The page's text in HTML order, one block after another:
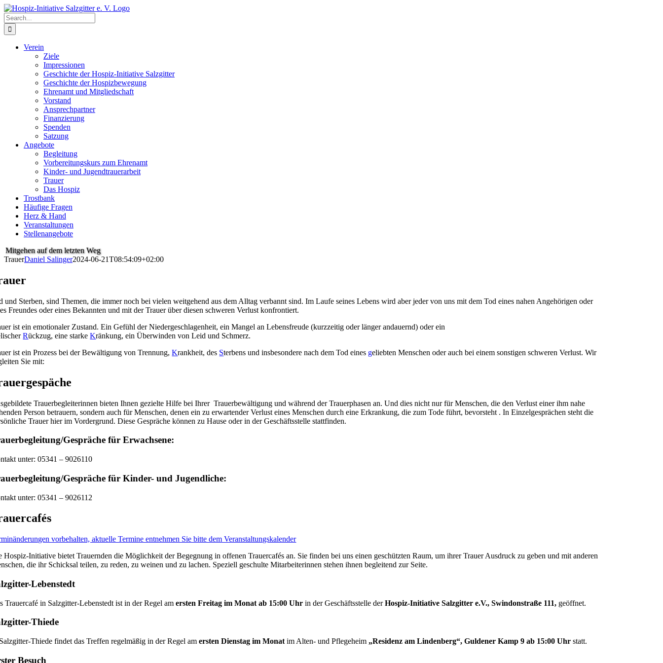
Skip
to
content
Search
for:
Verein
Ziele
Impressionen
Geschichte der Hospiz-Initiative Salzgitter
Geschichte der Hospizbewegung
Ehrenamt und Mitgliedschaft
Vorstand
Ansprechpartner
Finanzierung
Spenden
Satzung
Angebote
Begleitung
Vorbereitungskurs zum Ehrenamt
Kinder- und Jugendtrauerarbeit
Trauer
Das Hospiz
Trostbank
Häufige Fragen
Herz & Hand
Veranstaltungen
Stellenangebote
Mitgehen auf dem letzten Weg
TrauerDaniel Salinger2024-06-21T08:54:09+02:00
und Sterben, sind Themen, die immer noch bei vielen weitgehend aus dem Alltag verbannt sind. Im Laufe seines Lebens wird aber jeder von uns mit dem Tod eines nahen Angehörigen oder
Freundes oder eines Bekannten und mit der Trauer über diesen schweren Verlust konfrontiert.
ist ein emotionaler Zustand. Ein Gefühl der Niedergeschlagenheit, ein Mangel an Lebensfreude (kurzzeitig oder länger andauernd) oder ein
Rückzug, eine starkeKränkung, ein Überwinden von Leid und Schmerz.
ist ein Prozess bei der Bewältigung von Trennung,Krankheit, des Sterbens und insbesondere nach dem Tod eines geliebten Menschen oder auch bei einem sonstigen schweren Verlust. Wir
Sie mit:
Trauerbegleiterinnen bieten Ihnen gezielte Hilfe bei Ihrer Trauerbewältigung und während der Trauerphasen an. Und dies nicht nur für Menschen, die den Verlust einer ihm nahe
Person betrauern, sondern auch für Menschen, denen ein zu erwartender Verlust eines Menschen durch eine Erkrankung, die zum Tode führt, bevorsteht . In Einzelgesprächen steht die
Trauer hier im Vordergrund. Diese Gespräche können zu Hause oder in der Geschäftsstelle stattfinden.
Gespräche für Erwachsene:
unter: 05341 – 9026110
Gespräche für Kinder- und Jugendliche:
unter: 05341 – 9026112
vorbehalten, aktuelle Termine entnehmen Sie bitte dem Veranstaltungskalender
Hospiz-Initiative bietet Trauernden die Möglichkeit der Begegnung in offenen Trauercafés an. Sie finden bei uns einen geschützten Raum, um ihrer Trauer Ausdruck zu geben und mit anderen
die ihr Schicksal teilen, zu reden, zu weinen und zu lachen. Speziell geschulte Mitarbeiterinnen stehen ihnen begleitend zur Seite.
Lebenstedt
Trauercafé in Salzgitter-Lebenstedt ist in der Regel amersten Freitag im Monat ab 15:00 Uhr in der Geschäftsstelle derHospiz-Initiative Salzgitter e.V., Swindonstraße 111, geöffnet.
Thiede
Thiede findet das Treffen regelmäßig in der Regel amersten Dienstag im Monat im Alten- und Pflegeheim „Residenz am Lindenberg“, Guldener Kamp 9 ab 15:00 Uhr statt.
Besuch